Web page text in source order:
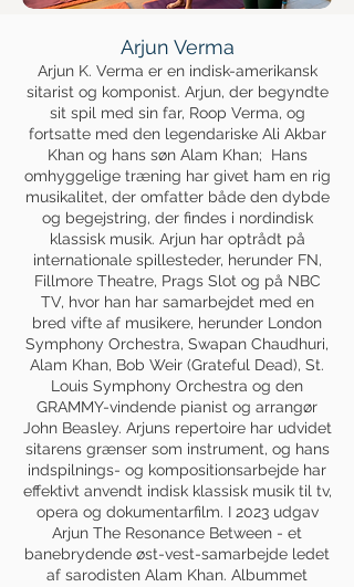
Arjun Verma
Arjun K. Verma er en indisk-amerikansk
sitarist og komponist. Arjun, der begyndte
sit spil med sin far, Roop Verma, og
fortsatte med den legendariske Ali Akbar
Khan og hans søn Alam Khan; Hans
omhyggelige træning har givet ham en rig
musikalitet, der omfatter både den dybde
og begejstring, der findes i nordindisk
klassisk musik. Arjun har optrådt på
internationale spillesteder, herunder FN,
Fillmore Theatre, Prags Slot og på NBC
TV, hvor han har samarbejdet med en
bred vifte af musikere, herunder London
Symphony Orchestra, Swapan Chaudhuri,
Alam Khan, Bob Weir (Grateful Dead), St.
Louis Symphony Orchestra og den
GRAMMY-vindende pianist og arrangør
John Beasley. Arjuns repertoire har udvidet
sitarens grænser som instrument, og hans
indspilnings- og kompositionsarbejde har
effektivt anvendt indisk klassisk musik til tv,
opera og dokumentarfilm. I 2023 udgav
Arjun The Resonance Between - et
banebrydende øst-vest-samarbejde ledet
af sarodisten Alam Khan. Albummet